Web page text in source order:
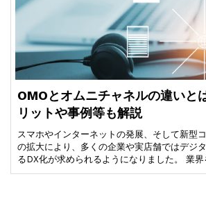
OMOとオムニチャネルの違いと
リットや事例等も解説
スマホやインターネットの発展、そして新型
の拡大により、多くの企業や実店舗ではデジ
るDX化が求められるようになりました。 業